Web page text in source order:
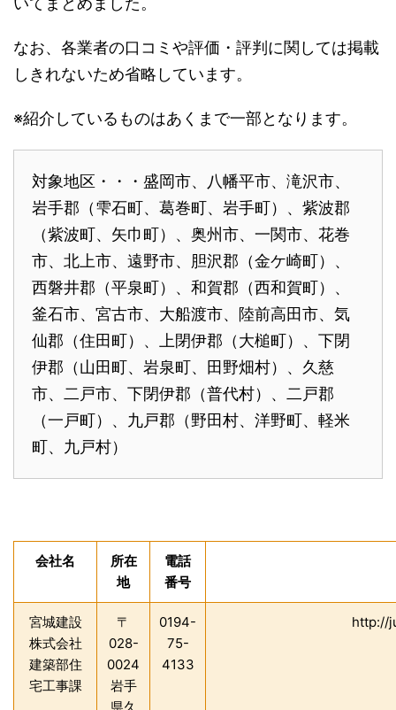
なお、各業者の口コミや評価・評判に関しては掲載
しきれないため省略しています。
※紹介しているものはあくまで一部となります。
対象地区・・・盛岡市、八幡平市、滝沢市、
岩手郡（雫石町、葛巻町、岩手町）、紫波郡
（紫波町、矢巾町）、奥州市、一関市、花巻
市、北上市、遠野市、胆沢郡（金ケ崎町）、
西磐井郡（平泉町）、和賀郡（西和賀町）、
釜石市、宮古市、大船渡市、陸前高田市、気
仙郡（住田町）、上閉伊郡（大槌町）、下閉
伊郡（山田町、岩泉町、田野畑村）、久慈
市、二戸市、下閉伊郡（普代村）、二戸郡
（一戸町）、九戸郡（野田村、洋野町、軽米
町、九戸村）
会社名
所在
地
電話
番号
宮城建設
株式会社
建築部住
宅工事課
〒
028-
0024
岩手
0194-
75-
4133
http://